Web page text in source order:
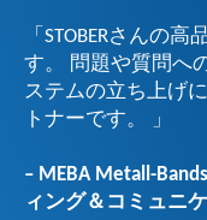
「STOBERさんの
す。 問題や質問へ
ステムの立ち上げ
トナーです。 」
– MEBA Metall-
ィング＆コミュニ